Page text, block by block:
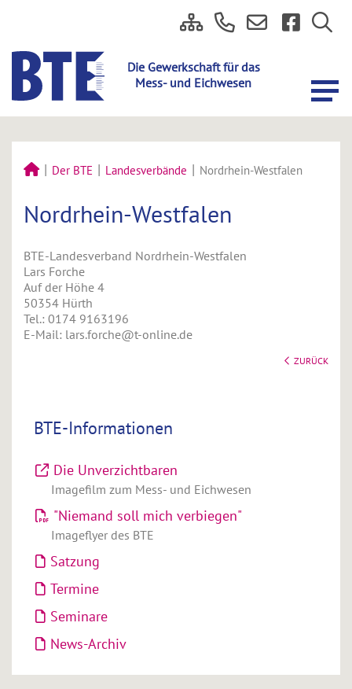
Der BTE Landesverbände Nordrhein-Westfalen
Nordrhein-Westfalen
BTE-Landesverband Nordrhein-Westfalen
Lars Forche
Auf der Höhe 4
50354 Hürth
Tel.: 0174 9163196
E-Mail: lars.forche@t-online.de
ZURÜCK
BTE-Informationen
Die Unverzichtbaren
Imagefilm zum Mess- und Eichwesen
"Niemand soll mich verbiegen"
Imageflyer des BTE
Satzung
Termine
Seminare
News-Archiv